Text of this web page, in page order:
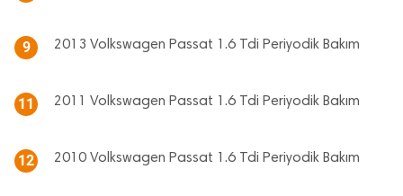
9 2013 Volkswagen Passat 1.6 Tdi Periyodik Bakım
11 2011 Volkswagen Passat 1.6 Tdi Periyodik Bakım
12 2010 Volkswagen Passat 1.6 Tdi Periyodik Bakım